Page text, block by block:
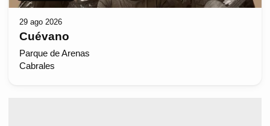
29 ago 2026
Cuévano
Parque de Arenas
Cabrales